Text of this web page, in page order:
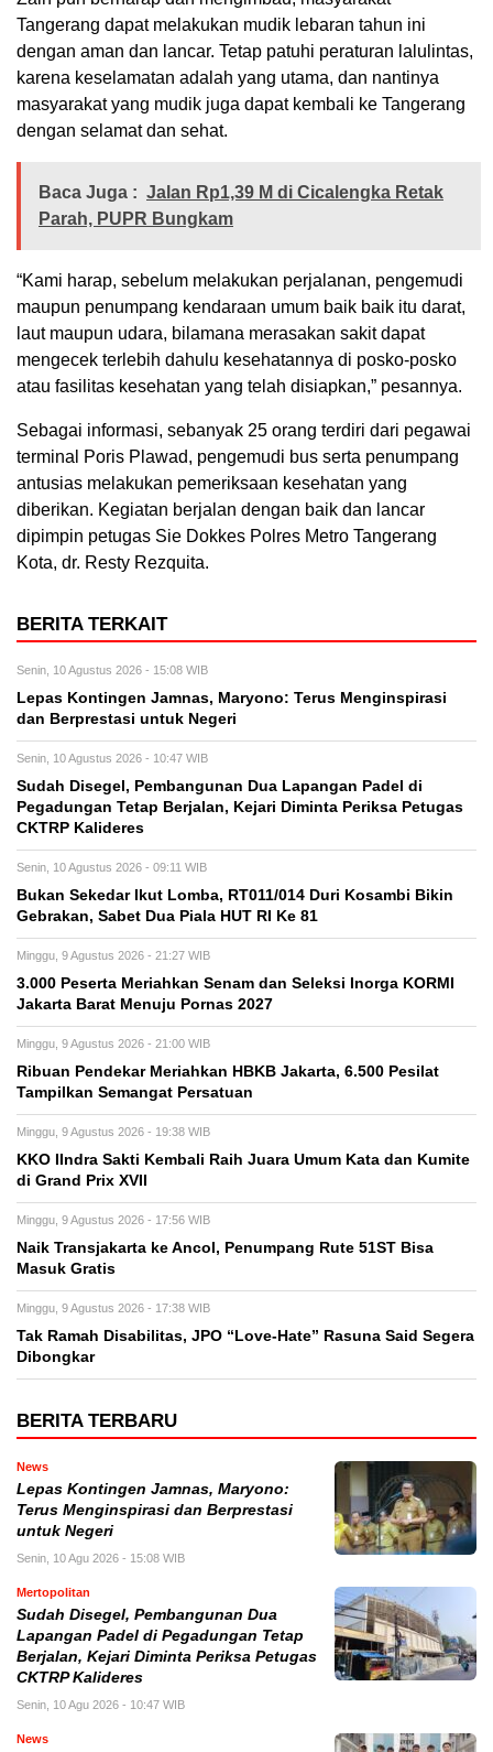
Tangerang dapat melakukan mudik lebaran tahun ini
dengan aman dan lancar. Tetap patuhi peraturan lalulintas,
karena keselamatan adalah yang utama, dan nantinya
masyarakat yang mudik juga dapat kembali ke Tangerang
dengan selamat dan sehat.
Baca Juga : Jalan Rp1,39 M di Cicalengka Retak
Parah, PUPR Bungkam
“Kami harap, sebelum melakukan perjalanan, pengemudi
maupun penumpang kendaraan umum baik baik itu darat,
laut maupun udara, bilamana merasakan sakit dapat
mengecek terlebih dahulu kesehatannya di posko-posko
atau fasilitas kesehatan yang telah disiapkan,” pesannya.
Sebagai informasi, sebanyak 25 orang terdiri dari pegawai
terminal Poris Plawad, pengemudi bus serta penumpang
antusias melakukan pemeriksaan kesehatan yang
diberikan. Kegiatan berjalan dengan baik dan lancar
dipimpin petugas Sie Dokkes Polres Metro Tangerang
Kota, dr. Resty Rezquita.
BERITA TERKAIT
Senin, 10 Agustus 2026 - 15:08 WIB
Lepas Kontingen Jamnas, Maryono: Terus Menginspirasi
dan Berprestasi untuk Negeri
Senin, 10 Agustus 2026 - 10:47 WIB
Sudah Disegel, Pembangunan Dua Lapangan Padel di
Pegadungan Tetap Berjalan, Kejari Diminta Periksa Petugas
CKTRP Kalideres
Senin, 10 Agustus 2026 - 09:11 WIB
Bukan Sekedar Ikut Lomba, RT011/014 Duri Kosambi Bikin
Gebrakan, Sabet Dua Piala HUT RI Ke 81
Minggu, 9 Agustus 2026 - 21:27 WIB
3.000 Peserta Meriahkan Senam dan Seleksi Inorga KORMI
Jakarta Barat Menuju Pornas 2027
Minggu, 9 Agustus 2026 - 21:00 WIB
Ribuan Pendekar Meriahkan HBKB Jakarta, 6.500 Pesilat
Tampilkan Semangat Persatuan
Minggu, 9 Agustus 2026 - 19:38 WIB
KKO IIndra Sakti Kembali Raih Juara Umum Kata dan Kumite
di Grand Prix XVII
Minggu, 9 Agustus 2026 - 17:56 WIB
Naik Transjakarta ke Ancol, Penumpang Rute 51ST Bisa
Masuk Gratis
Minggu, 9 Agustus 2026 - 17:38 WIB
Tak Ramah Disabilitas, JPO “Love-Hate” Rasuna Said Segera
Dibongkar
BERITA TERBARU
News
Lepas Kontingen Jamnas, Maryono:
Terus Menginspirasi dan Berprestasi
untuk Negeri
Senin, 10 Agu 2026 - 15:08 WIB
Mertopolitan
Sudah Disegel, Pembangunan Dua
Lapangan Padel di Pegadungan Tetap
Berjalan, Kejari Diminta Periksa Petugas
CKTRP Kalideres
Senin, 10 Agu 2026 - 10:47 WIB
News